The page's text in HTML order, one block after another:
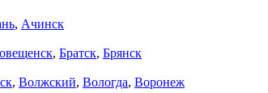
, Ачинск
, Братск, Брянск
, Волжский, Вологда, Воронеж